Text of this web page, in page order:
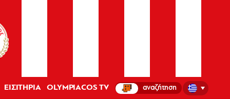
ΕΙΣΙΤΗΡΙΑ OLYMPIACOS TV